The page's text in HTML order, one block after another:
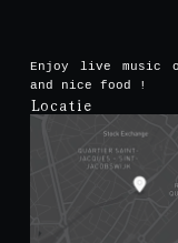
Enjoy live music
and nice food !
Locatie